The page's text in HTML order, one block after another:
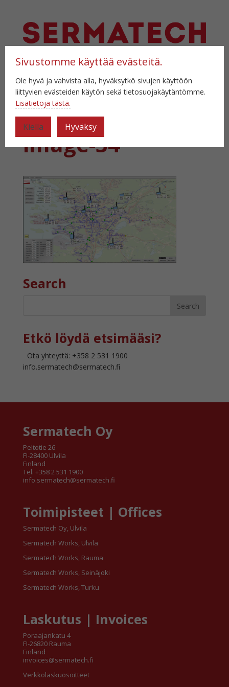
Select Page
MicrosoftTeams-
image-34
Search
Etkö löydä etsimääsi?
Ota yhteyttä: +358 2 531 1900
info.sermatech@sermatech.fi
Sermatech Oy
Peltotie 26
FI-28400 Ulvila
Finland
Tel. +358 2 531 1900
info.sermatech@sermatech.fi
Toimipisteet | Offices
Sermatech Oy, Ulvila
Sermatech Works, Ulvila
Sermatech Works, Rauma
Sermatech Works, Seinäjoki
Sermatech Works, Turku
Laskutus | Invoices
Poraajankatu 4
FI-26820 Rauma
Finland
invoices@sermatech.fi
Verkkolaskuosoitteet
Sivustomme käyttää evästeitä.
Ole hyvä ja vahvista alla, hyväksytkö sivujen käyttöön
liittyvien evästeiden käytön sekä tietosuojakäytäntömme.
Lisätietoja tästä.
Kiellä Hyväksy